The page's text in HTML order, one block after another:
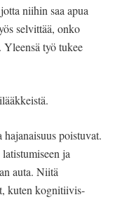
niihin saa apua
selvittää, onko
Yleensä työ tukee
poistuvat.
ja
auta. Niitä
kuten kognitiivis-